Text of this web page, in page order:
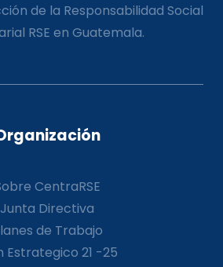
de la Responsabilidad Social
RSE en Guatemala.
CentraRSE
Junta Directiva
de Trabajo
Estrategico 21 -25